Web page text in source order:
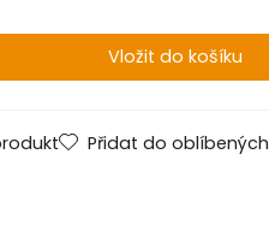
Přidat do oblíbených